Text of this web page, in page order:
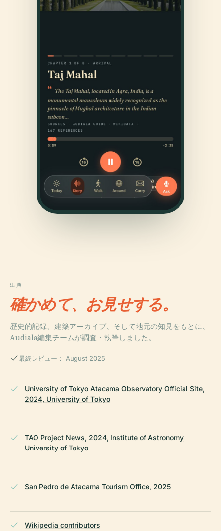
出典
確かめて、お見せする。
歴史的記録、建築アーカイブ、そして地元の知見をもとに、
Audiala編集チームが調査・執筆しました。
最終レビュー： August 2025
University of Tokyo Atacama Observatory Official Site,
2024, University of Tokyo
TAO Project News, 2024, Institute of Astronomy,
University of Tokyo
San Pedro de Atacama Tourism Office, 2025
Wikipedia contributors